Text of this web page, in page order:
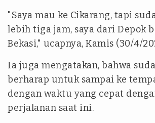
"Saya mau ke Cikarang, tapi
lebih tiga jam, saya dari Depok
Bekasi," ucapnya, Kamis (30/4/
Ia juga mengatakan, bahwa
berharap untuk sampai ke
dengan waktu yang cepat
perjalanan saat ini.